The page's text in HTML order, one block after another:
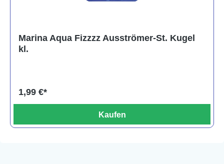
Marina Aqua Fizzzz Ausströmer-St. Kugel
kl.
1,99 €*
Kaufen